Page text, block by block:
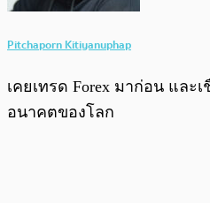
Pitchaporn Kitiyanuphap
เคยเทรด Forex มาก่อน และ
อนาคตของโลก